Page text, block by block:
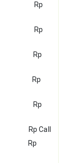
cm Rp
cm Rp
Rp
Rp
Rp
Call
Rp